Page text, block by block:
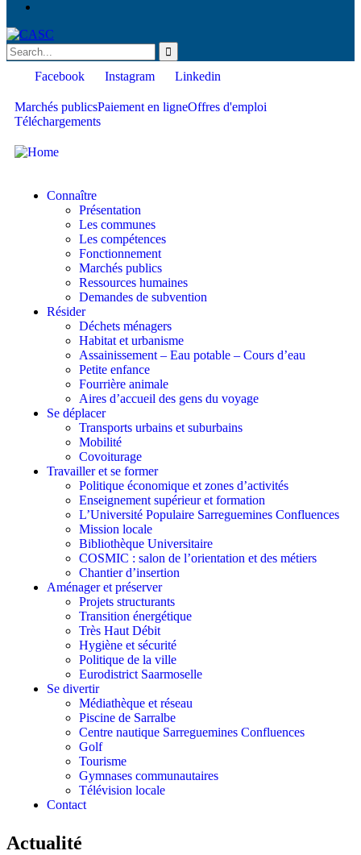
Facebook Instagram Linkedin
Marchés publicsPaiement en ligneOffres d'emploi
Téléchargements
Connaître
Présentation
Les communes
Les compétences
Fonctionnement
Marchés publics
Ressources humaines
Demandes de subvention
Résider
Déchets ménagers
Habitat et urbanisme
Assainissement – Eau potable – Cours d’eau
Petite enfance
Fourrière animale
Aires d’accueil des gens du voyage
Se déplacer
Transports urbains et suburbains
Mobilité
Covoiturage
Travailler et se former
Politique économique et zones d’activités
Enseignement supérieur et formation
L’Université Populaire Sarreguemines Confluences
Mission locale
Bibliothèque Universitaire
COSMIC : salon de l’orientation et des métiers
Chantier d’insertion
Aménager et préserver
Projets structurants
Transition énergétique
Très Haut Débit
Hygiène et sécurité
Politique de la ville
Eurodistrict Saarmoselle
Se divertir
Médiathèque et réseau
Piscine de Sarralbe
Centre nautique Sarreguemines Confluences
Golf
Tourisme
Gymnases communautaires
Télévision locale
Contact
Actualité